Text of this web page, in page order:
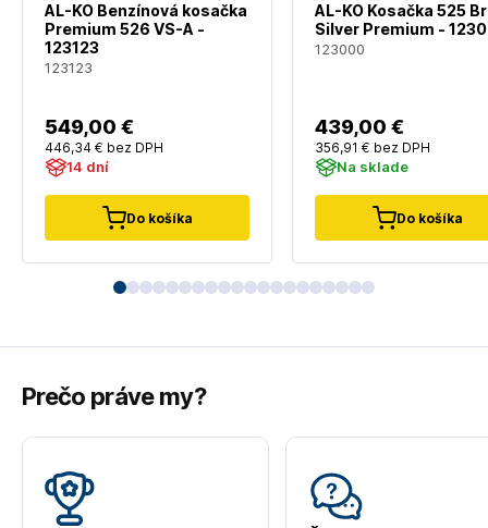
AL-KO Benzínová kosačka
Premium 526 VS-A -
123123
123123
549,00 €
446,34 € bez DPH
14 dní
Do košíka
AL-KO Kosačka 525 Br
Silver Premium -
123000
439,00 €
356,91 € bez DPH
Na sklade
Do košíka
Prečo práve my?